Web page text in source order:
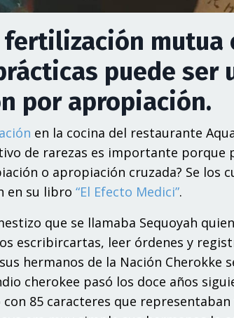
mutua
puede ser
por apropiación.
en la cocina del restaurante
de rarezas es importante porque
o apropiación cruzada? Se los
en su libro “El Efecto Medici”.
estizo que se llamaba Sequoyah q
escribircartas, leer órdenes y regist
sus hermanos de la Nación Cherokke s
dio cherokee pasó los doce años
con 85 caracteres que representaban